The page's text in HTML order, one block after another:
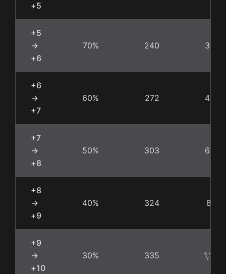
+5
+5
→
+6
70% 240 343
+6
→
+7
60% 272 453
+7
→
+8
50% 303 606
+8
→
+9
40% 324 810
+9
→
+10
30% 335 1,117